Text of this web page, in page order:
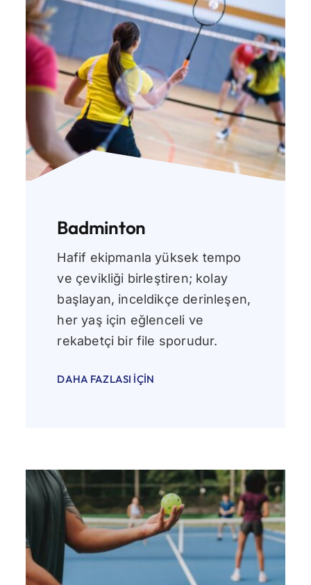
Badminton
Hafif ekipmanla yüksek tempo
ve çevikliği birleştiren; kolay
başlayan, inceldikçe derinleşen,
her yaş için eğlenceli ve
rekabetçi bir file sporudur.
DAHA FAZLASI İÇIN